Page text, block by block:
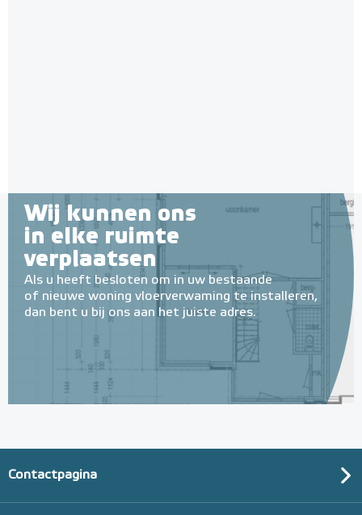
Wij kunnen ons
in elke ruimte
verplaatsen
Als u heeft besloten om in uw bestaande
of nieuwe woning vloerverwaming te installeren,
dan bent u bij ons aan het juiste adres.
Contactpagina